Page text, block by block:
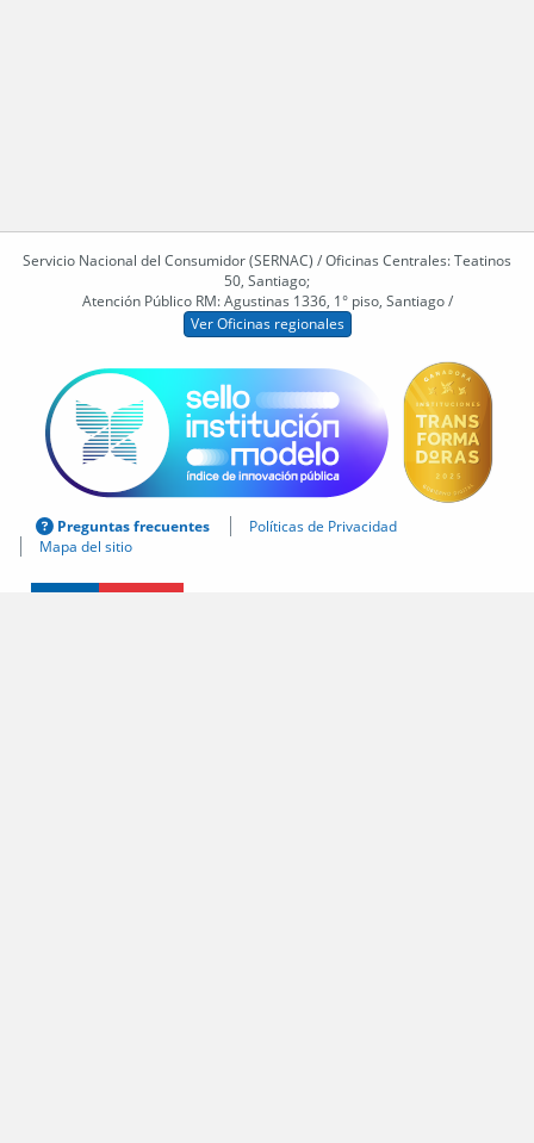
Servicio Nacional del Consumidor (SERNAC) / Oficinas Centrales: Teatinos
50, Santiago;
Atención Público RM: Agustinas 1336, 1° piso, Santiago /
Ver Oficinas regionales
Preguntas frecuentes
Políticas de Privacidad
Mapa del sitio